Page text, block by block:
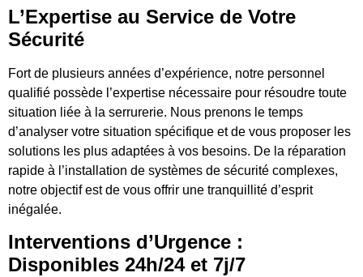
L’Expertise au Service de Votre
Sécurité
Fort de plusieurs années d’expérience, notre personnel
qualifié possède l’expertise nécessaire pour résoudre toute
situation liée à la serrurerie. Nous prenons le temps
d’analyser votre situation spécifique et de vous proposer les
solutions les plus adaptées à vos besoins. De la réparation
rapide à l’installation de systèmes de sécurité complexes,
notre objectif est de vous offrir une tranquillité d’esprit
inégalée.
Interventions d’Urgence :
Disponibles 24h/24 et 7j/7